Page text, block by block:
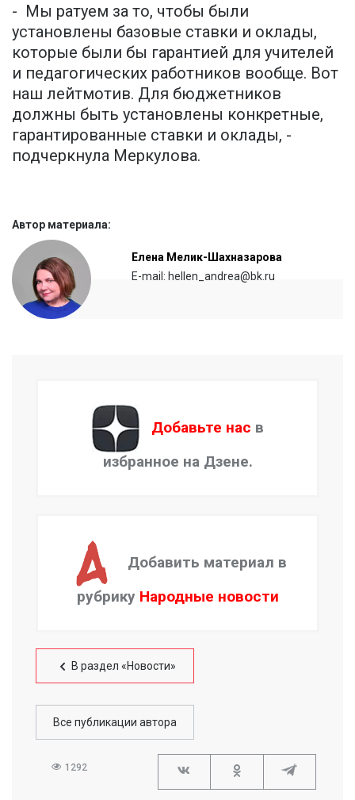
- Мы ратуем за то, чтобы были
установлены базовые ставки и оклады,
которые были бы гарантией для учителей
и педагогических работников вообще. Вот
наш лейтмотив. Для бюджетников
должны быть установлены конкретные,
гарантированные ставки и оклады, -
подчеркнула Меркулова.
Автор материала:
Елена Мелик-Шахназарова
E-mail: hellen_andrea@bk.ru
Добавьте нас в
избранное на Дзене.
Добавить материал в
рубрику Народные новости
В раздел «Новости»
Все публикации автора
1292